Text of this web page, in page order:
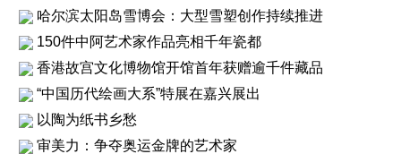
哈尔滨太阳岛雪博会：大型雪塑创作持续推进
150件中阿艺术家作品亮相千年瓷都
香港故宫文化博物馆开馆首年获赠逾千件藏品
“中国历代绘画大系”特展在嘉兴展出
以陶为纸书乡愁
审美力：争夺奥运金牌的艺术家